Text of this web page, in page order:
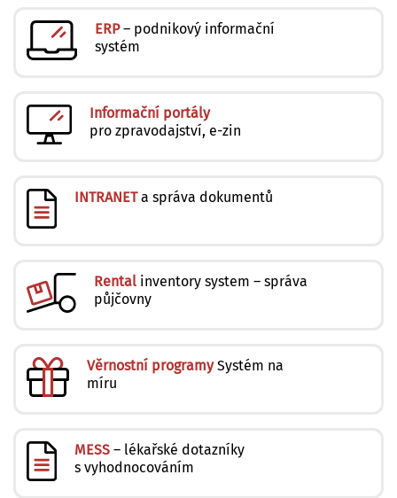
ERP– podnikový informační
systém
Informační portály
pro zpravodajství, e-zin
INTRANETa správa dokumentů
Rental inventory system – správa
půjčovny
Věrnostní programySystém na
míru
MESS– lékařské dotazníky
s vyhodnocováním